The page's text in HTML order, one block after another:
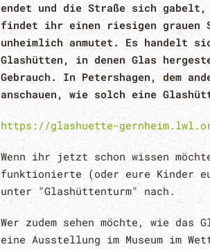
endet und die Straße sich gabelt,
findet ihr einen riesigen grauen
unheimlich anmutet. Es handelt
Glashütten, in denen Glas
Gebrauch. In Petershagen, dem
anschauen, wie solch eine
https://glashuette-
Wenn ihr jetzt schon wissen
funktionierte (oder eure Kinder
unter "Glashüttenturm" nach.
Wer zudem sehen möchte, wie
eine Ausstellung im Museum im